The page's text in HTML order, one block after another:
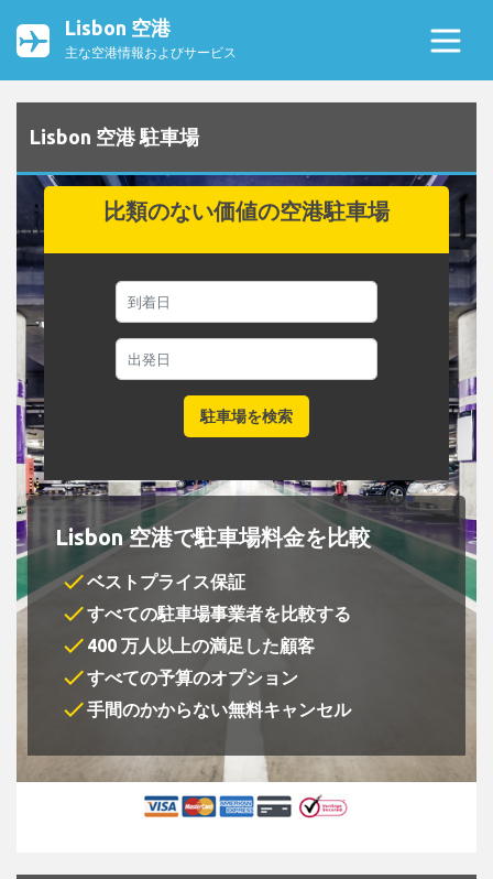
Lisbon 空港
主な空港情報およびサービス
Lisbon 空港 駐車場
比類のない価値の空港駐車場
Lisbon 空港で駐車場料金を比較
checkベストプライス保証
checkすべての駐車場事業者を比較する
check 400 万人以上の満足した顧客
checkすべての予算のオプション
check手間のかからない無料キャンセル